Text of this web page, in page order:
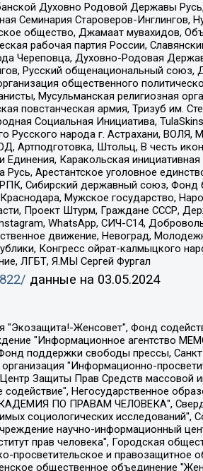
Духовно Родовой Державы
Семинария Староверов-Инглингов,
общество, Джамаат мувахидов,
рабочая партия России,
Череповца, Духовно-Родовая
Русский общенациональный союз,
общественного
Мусульманская религиозная
повстанческая армия, Тризуб им.
Социальная Инициатива,
народа г. Астрахани,
Артподготовка, Штольц, В честь
Каракольская
Русь, Арестантское уголовное
Сибирский державный союз,
Мужское государство,
Проект Штурм, Граждане СССР,
WhatsApp, СИЧ-С14,
движение, Невоград,
Конгресс ойрат-калмыцкого
ЛГБТ, Я.МЫ Сергей Фургал
данные на 03.05.2024
дата регистрации 10.06.2014), Некоммерческая организация "Фонд по борьбе с коррупцией", Автономная некоммерческая организация "Институт права и публичной политики", Баданин Роман Сергеевич, Гликин Максим Александрович, Железнова Мария Михайловна, Лукьянова Юлия Сергеевна, Маетная Елизавета Витальевна, Маняхин Петр Борисович, Чуракова Ольга Владимировна, Ярош Юлия Петровна, Юридическое лицо "The Insider SIA", зарегистрированное в Риге, Латвийская Республика (дата регистрации 26.06.2015), являющееся администратором доменного имени интернет-издания "The Insider SIA", https://theins.ru, Постернак Алексей Евгеньевич, Рубин Михаил Аркадьевич, Анин Роман Александрович, Юридическое лицо Istories fonds, зарегистрированное в Латвийской Республике (регистрационный номер 50008295751, дата регистрации 24.02.2020), Великовский Дмитрий Александрович, Долинина Ирина Николаевна, Мароховская Алеся Алексеевна, Шлейнов Роман Юрьевич, Шмагун Олеся Валентиновна, Общество с ограниченной ответственностью "Альтаир 2021", Общество с ограниченной ответственностью "Вега 2021", Общество с ограниченной ответственностью "Главный редактор 2021", Общество с ограниченной ответственностью "Ромашки монолит", Важенков Артем Валерьевич, Ивановская областная общественная организация "Центр гендерных исследований", Гурман Юрий Альбертович, Медиапроект "ОВД-Инфо", Егоров Владимир Владимирович, Жилинский Владимир Александрович, Общество с ограниченной ответственностью "ЗП", Иванова София Юрьевна, Карезина Инна Павловна, Кильтау Екатерина Викторовна, Петров Алексей Викторович, Пискунов Сергей Евгеньевич, Смирнов Сергей Сергеевич, Тихонов Михаил Сергеевич, Общество с ограниченной ответственностью "ЖУРНАЛИСТ-ИНОСТРАННЫЙ АГЕНТ", Арапова Галина Юрьевна, Вольтская Татьяна Анатольевна, Американская компания "Mason G.E.S. Anonymous Foundation" (США), являющаяся владельцем интернет-издания https://mnews.world/, Компания "Stichting Bellingcat", зарегистрированная в Нидерландах (дата регистрации 11.07.2018), Захаров Андрей Вячеславович, Клепиковская Екатерина Дмитриевна, Общество с ограниченной ответственностью "МЕМО", Перл Роман Александрович, Симонов Евгений Алексеевич, Соловьева Елена Анатольевна, Сотников Даниил Владимирович, Сурначева Елизавета